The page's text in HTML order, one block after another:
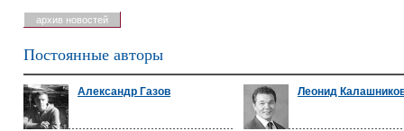
архив новостей
Постоянные авторы
Александр Газов Леонид